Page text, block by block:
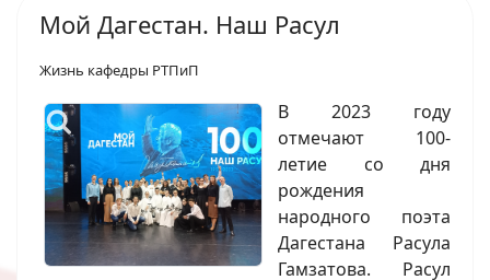
Мой Дагестан. Наш Расул
Жизнь кафедры РТПиП
В 2023 году
отмечают 100-
летие со дня
рождения
народного поэта
Дагестана Расула
Гамзатова. Расул